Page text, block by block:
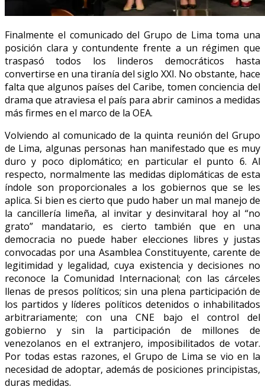
Finalmente el comunicado del Grupo de Lima toma una
posición clara y contundente frente a un régimen que
traspasó todos los linderos democráticos hasta
convertirse en una tiranía del siglo XXI. No obstante, hace
falta que algunos países del Caribe, tomen conciencia del
drama que atraviesa el país para abrir caminos a medidas
más firmes en el marco de la OEA.
Volviendo al comunicado de la quinta reunión del Grupo
de Lima, algunas personas han manifestado que es muy
duro y poco diplomático; en particular el punto 6. Al
respecto, normalmente las medidas diplomáticas de esta
índole son proporcionales a los gobiernos que se les
aplica. Si bien es cierto que pudo haber un mal manejo de
la cancillería limeña, al invitar y desinvitaral hoy al “no
grato” mandatario, es cierto también que en una
democracia no puede haber elecciones libres y justas
convocadas por una Asamblea Constituyente, carente de
legitimidad y legalidad, cuya existencia y decisiones no
reconoce la Comunidad Internacional; con las cárceles
llenas de presos políticos; sin una plena participación de
los partidos y líderes políticos detenidos o inhabilitados
arbitrariamente; con una CNE bajo el control del
gobierno y sin la participación de millones de
venezolanos en el extranjero, imposibilitados de votar.
Por todas estas razones, el Grupo de Lima se vio en la
necesidad de adoptar, además de posiciones principistas,
duras medidas.